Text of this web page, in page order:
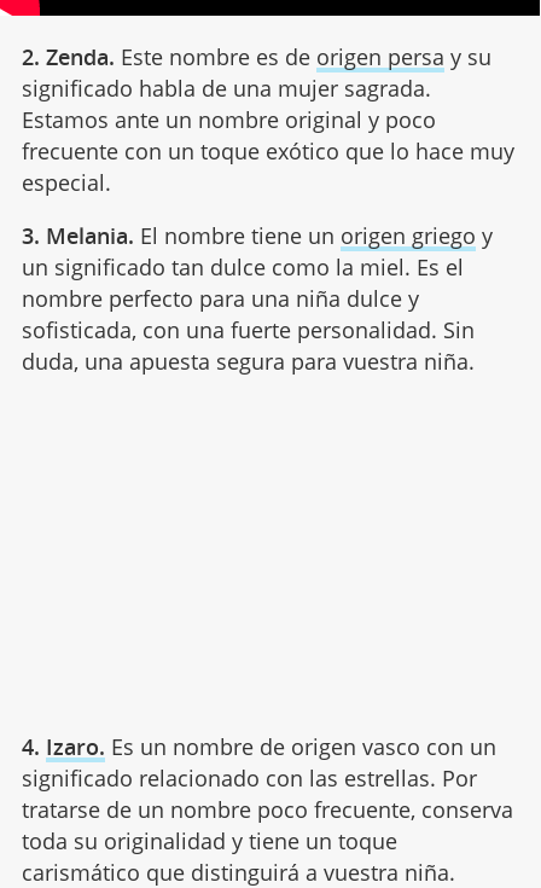
2. Zenda. Este nombre es de origen persa y su
significado habla de una mujer sagrada.
Estamos ante un nombre original y poco
frecuente con un toque exótico que lo hace muy
especial.
3. Melania. El nombre tiene un origen griego y
un significado tan dulce como la miel. Es el
nombre perfecto para una niña dulce y
sofisticada, con una fuerte personalidad. Sin
duda, una apuesta segura para vuestra niña.
4. Izaro. Es un nombre de origen vasco con un
significado relacionado con las estrellas. Por
tratarse de un nombre poco frecuente, conserva
toda su originalidad y tiene un toque
carismático que distinguirá a vuestra niña.